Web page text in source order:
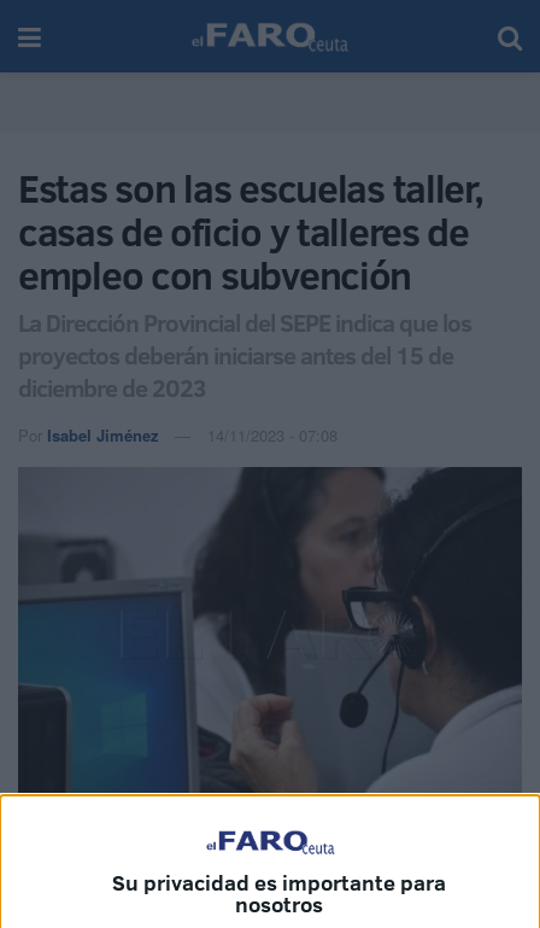
Su privacidad es importante para
nosotros
Estas son las escuelas taller,
casas de oficio y talleres de
empleo con subvención
La Dirección Provincial del SEPE indica que los
proyectos deberán iniciarse antes del 15 de
diciembre de 2023
Por Isabel Jiménez 14/11/2023 - 07:08